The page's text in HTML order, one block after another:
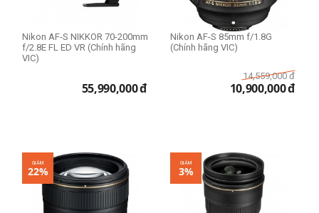
Nikon AF-S NIKKOR 70-200mm
f/2.8E FL ED VR (Chính hãng
VIC)
55,990,000đ
Nikon AF-S 85mm f/1.8G
(Chính hãng VIC)
14,559,000 đ
10,900,000đ
GIẢM
22%
GIẢM
3%